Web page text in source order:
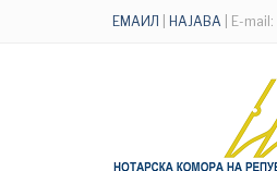
ЕМАИЛ НАЈАВА | E-mail: